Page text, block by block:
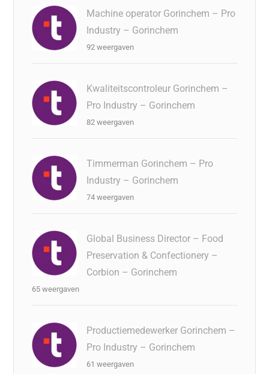
Machine operator Gorinchem – Pro
Industry – Gorinchem
92 weergaven
Kwaliteitscontroleur Gorinchem –
Pro Industry – Gorinchem
82 weergaven
Timmerman Gorinchem – Pro
Industry – Gorinchem
74 weergaven
Global Business Director – Food
Preservation & Confectionery –
Corbion – Gorinchem
65 weergaven
Productiemedewerker Gorinchem –
Pro Industry – Gorinchem
61 weergaven